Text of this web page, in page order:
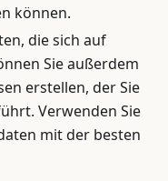
können.
die sich auf
Sie außerdem
erstellen, der Sie
Verwenden Sie
mit der besten